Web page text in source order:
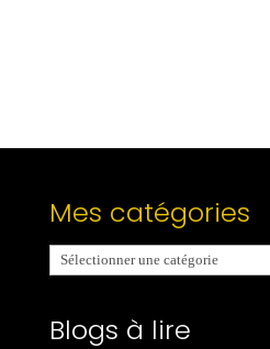
Mes catégories
Mes
catégories
Blogs à lire